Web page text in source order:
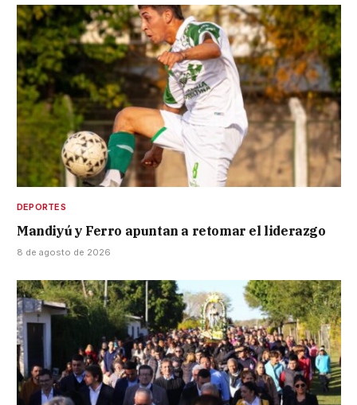
DEPORTES
Mandiyú y Ferro apuntan a retomar el liderazgo
8 de agosto de 2026